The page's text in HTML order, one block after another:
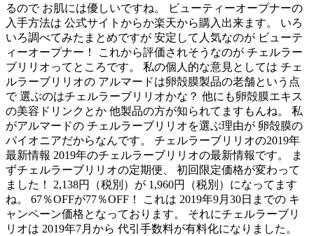
るので お肌には優しいですね。 ビューティーオープナーの
入手方法は 公式サイトからか楽天から購入出来ます。 いろ
いろ調べてみたまとめですが 安定して人気なのが ビューテ
ィーオープナー！ これから評価されそうなのが チェルラー
ブリリオってところです。 私の個人的な意見としては チェ
ルラーブリリオの アルマードは卵殻膜製品の老舗という点
で 選ぶのはチェルラーブリリオかな？ 他にも卵殻膜エキス
の美容ドリンクとか 他製品の方が知られてますもんね。 私
がアルマードの チェルラーブリリオを選ぶ理由が 卵殻膜の
パイオニアだからなんです。 チェルラーブリリオの2019年
最新情報 2019年のチェルラーブリリオの最新情報です。 ま
ずチェルラーブリリオの定期便、 初回限定価格が変わって
ました！ 2,138円（税別）が 1,960円（税別）になってます
ね。 67％OFFが77％OFF！ これは 2019年9月30日までの キ
ャンペーン価格となっております。 それにチェルラーブリ
リオは 2019年7月から 代引手数料が有料化になりました。